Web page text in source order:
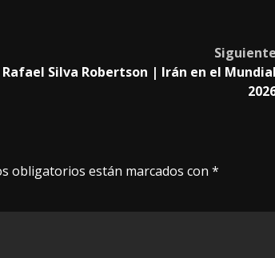
Siguiente
Rafael Silva Robertson | Irán en el Mundial
obligatorios están marcados con *